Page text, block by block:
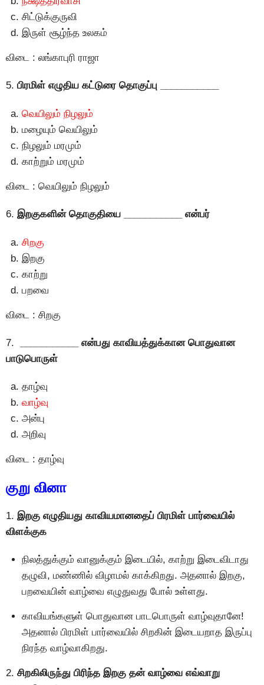
சிட்டுக்குருவி
இருள் சூழ்ந்த உலகம்
விடை : லங்காபுரி ராஜா
5. பிரமிள் எழுதிய கட்டுரை தொகுப்பு ___________
வெயிலும் நிழலும்
மழையும் வெயிலும்
நிழலும் மரமும்
காற்றும் மரமும்
விடை : வெயிலும் நிழலும்
6. இறகுகளின் தொகுதியை ___________ என்பர்
சிறகு
இறகு
காற்று
பறவை
விடை : சிறகு
7.
___________ என்பது காவியத்துக்கான பொதுவான
பாடுபொருள்
தாழ்வு
வாழ்வு
அன்பு
அறிவு
விடை : தாழ்வு
குறு வினா
1. இறகு எழுதியது காவியமானதைப் பிரமிள் பார்வையில்
விளக்குக
நிலத்துக்கும் வானுக்கும் இடையில், காற்று இடைவிடாது
தழுவி, மண்ணில் விழாமல் காக்கிறது. அதனால் இறகு,
பறவையின் வாழ்வை எழுதுவது போல் உள்ளது.
காவியங்களுள் பொதுவான பாடபொருள் வாழ்வுதானே!
அதனால் பிரமிள் பார்வையில் சிறகின் இடையறாத இருப்பு
நிரந்த வாழ்வாகிறது.
2. சிறகிலிருந்து பிரிந்த இறகு தன் வாழ்வை எவ்வாறு